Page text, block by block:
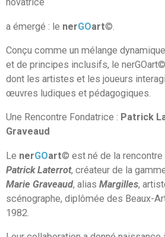
novatrice
a émergé : le nerGOart©.
Conçu comme un mélange
et de principes inclusifs, le
dont les artistes et les joueurs
œuvres ludiques et pédagogiques.
Une Rencontre Fondatrice : Patrick
Graveaud
Le nerGOart© est né de la rencontre
Patrick Laterrot, créateur de la
Marie Graveaud, alias Margilles,
scénographe, diplômée des Beaux-
1982.